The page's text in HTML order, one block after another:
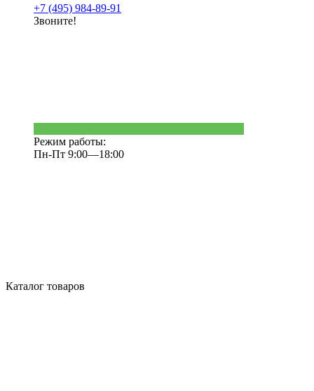
+7 (495) 984-89-91
Звоните!
Режим работы:
Пн-Пт 9:00—18:00
Каталог товаров